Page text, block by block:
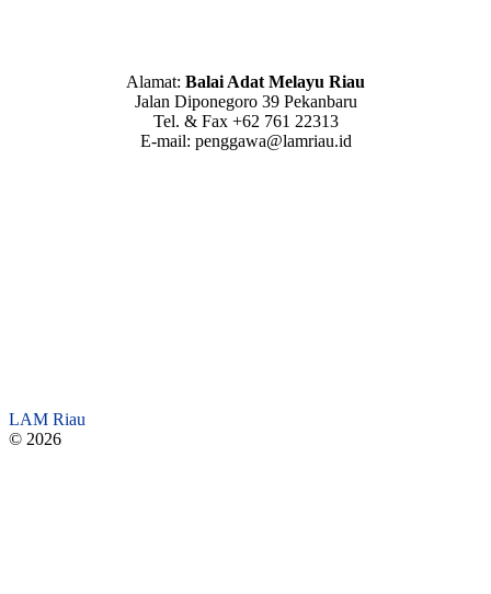
Alamat: Balai Adat Melayu Riau
Jalan Diponegoro 39 Pekanbaru
Tel. & Fax +62 761 22313
E-mail: penggawa@lamriau.id
LAM Riau
© 2026